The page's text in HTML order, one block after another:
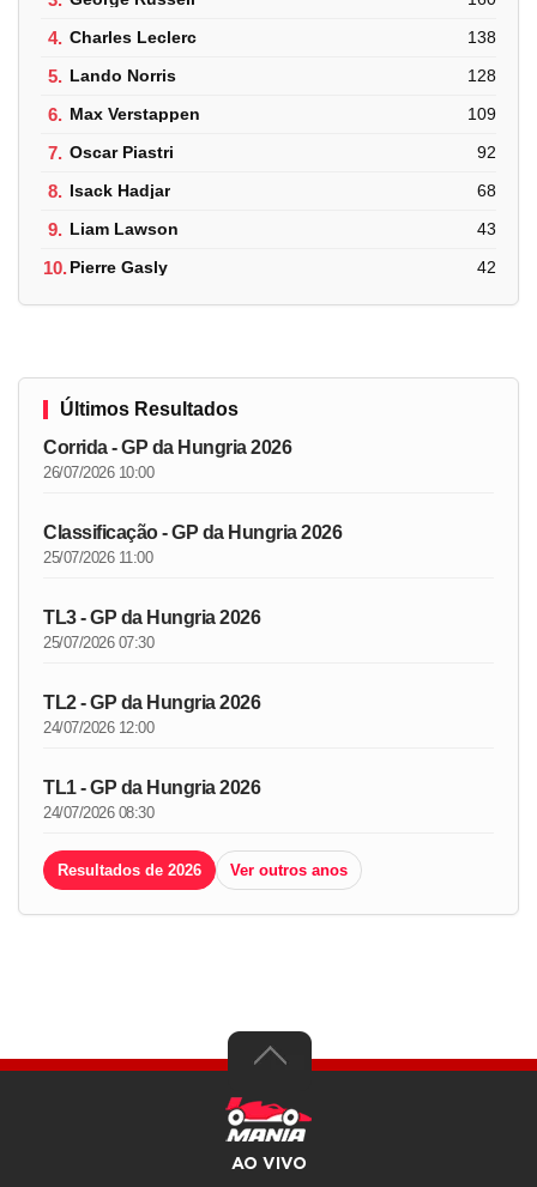
4. Charles Leclerc 138
5. Lando Norris 128
6. Max Verstappen 109
7. Oscar Piastri 92
8. Isack Hadjar 68
9. Liam Lawson 43
10.Pierre Gasly 42
Últimos Resultados
Corrida - GP da Hungria 2026
26/07/2026 10:00
Classificação - GP da Hungria 2026
25/07/2026 11:00
TL3 - GP da Hungria 2026
25/07/2026 07:30
TL2 - GP da Hungria 2026
24/07/2026 12:00
TL1 - GP da Hungria 2026
24/07/2026 08:30
Resultados de 2026 Ver outros anos
AO VIVO